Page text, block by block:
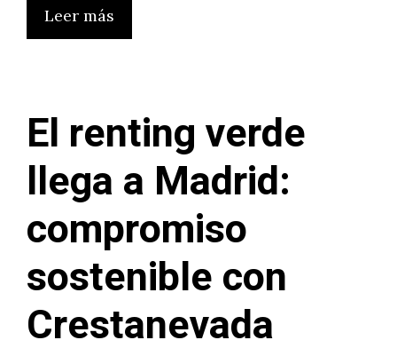
Leer más
El renting verde
llega a Madrid:
compromiso
sostenible con
Crestanevada